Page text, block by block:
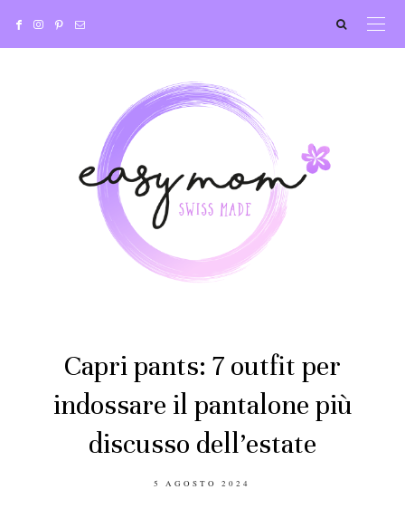
Capri pants: 7 outfit per
indossare il pantalone più
discusso dell’estate
POSTED
5 AGOSTO 2024